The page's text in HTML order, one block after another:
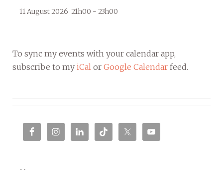
11 August 2026 21h00 - 23h00
To sync my events with your calendar app,
subscribe to my iCal or Google Calendar feed.